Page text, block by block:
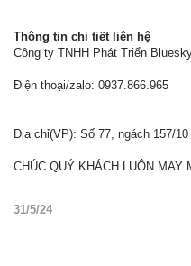
Thông tin chi tiết liên hệ
Công ty TNHH Phát Triển
Điện thoại/zalo: 0937.866.965
Địa chỉ(VP): Số 77, ngách 157/
CHÚC QUÝ KHÁCH LUÔN MAY
31/5/24